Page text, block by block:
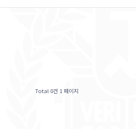
Total 0건 1 페이지